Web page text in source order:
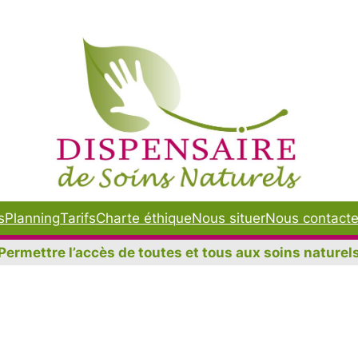
PlanningTarifsCharte éthiqueNous situerNous
l’accès de toutes et tous aux soins